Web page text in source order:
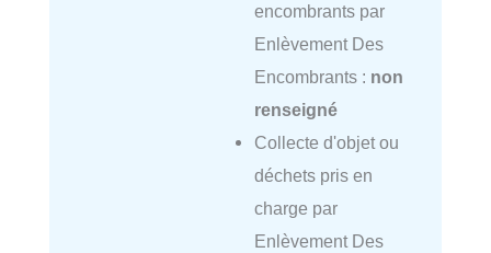
encombrants par
Enlèvement Des
Encombrants : non
renseigné
Collecte d'objet ou
déchets pris en
charge par
Enlèvement Des